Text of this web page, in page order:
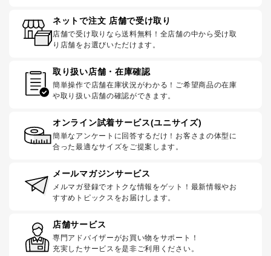
ネットで注文 店舗で受け取り
店舗で受け取りなら送料無料！全店舗の中から受け取
り店舗をお選びいただけます。
取り扱い店舗・在庫確認
簡単操作で店舗在庫状況がわかる！ご希望商品の在庫
や取り扱い店舗の確認ができます。
オンライン試着サービス(ユニサイズ)
簡単なアンケートに回答するだけ！お客さまの体型に
合った最適なサイズをご提案します。
メールマガジンサービス
メルマガ登録でオトクな情報をゲット！最新情報やお
すすめトピックスをお届けします。
店舗サービス
専門アドバイザーがお買い物をサポート！
充実したサービスを是非ご利用ください。